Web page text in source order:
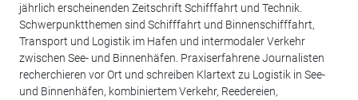
jährlich erscheinenden Zeitschrift Schifffahrt und Technik.
Schwerpunktthemen sind Schifffahrt und Binnenschifffahrt,
Transport und Logistik im Hafen und intermodaler Verkehr
zwischen See- und Binnenhäfen. Praxiserfahrene Journalisten
recherchieren vor Ort und schreiben Klartext zu Logistik in See-
und Binnenhäfen, kombiniertem Verkehr, Reedereien,